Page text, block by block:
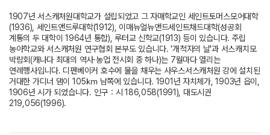
1907년 서스캐처원대학교가 설립되었고 그 자매학교인 세인트토머스모어대학
(1936), 세인트앤드루대학(1912), 이매뉴얼뉴앤드세인트채드대학(성공회
계통의 두 대학이 1964년 통합), 루터교 신학교(1913) 등이 있습니다. 주립
농아학교와 서스캐처원 연구협회 본부도 있습니다. '개척자의 날'과 서스캐치모
박람회(캐나다 최대의 역사·농업 전시회 중 하나)는 7월마다 열리는
연례행사입니다. 디펜베이커 호수에 물을 채우는 사우스서스캐처원 강에 설치된
거대한 가디너 댐이 105㎞ 남쪽에 있습니다. 1901년 자치체가, 1903년 읍이,
1906년 시가 되었습니다. 인구：시 186,058(1991), 대도시권
219,056(1996).